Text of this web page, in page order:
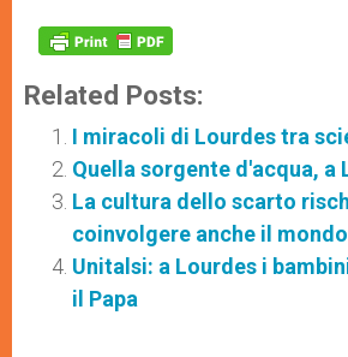
Related Posts:
I miracoli di Lourdes tra
Quella sorgente d'acqua, a
La cultura dello scarto
coinvolgere anche il
Unitalsi: a Lourdes i
il Papa